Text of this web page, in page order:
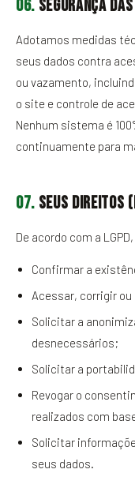
06.Segurança
Adotamos medidas
seus dados contra
ou vazamento,
o site e controle de
Nenhum sistema é
continuamente para
07.Seus direitos
De acordo com a
Confirmar a
Acessar, corrigir
Solicitar a
desnecessários;
Solicitar a
Revogar o
realizados com
Solicitar
seus dados.